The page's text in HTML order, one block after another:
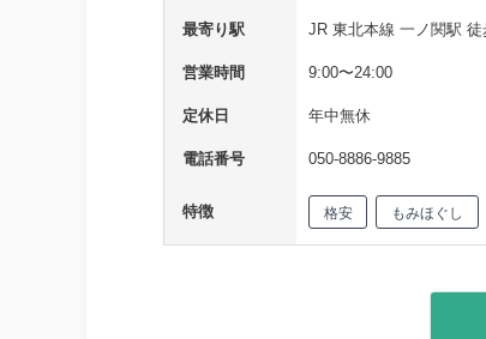
最寄り駅 JR 東北本線 一ノ関駅 徒
営業時間 9:00〜24:00
定休日 年中無休
電話番号 050-8886-9885
特徴 格安 もみほぐし